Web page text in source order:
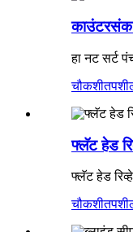
काउंटरसंक
हा नट सर्ट
चौकशी
फ्लॅट हेड
फ्लॅट हेड
चौकशी